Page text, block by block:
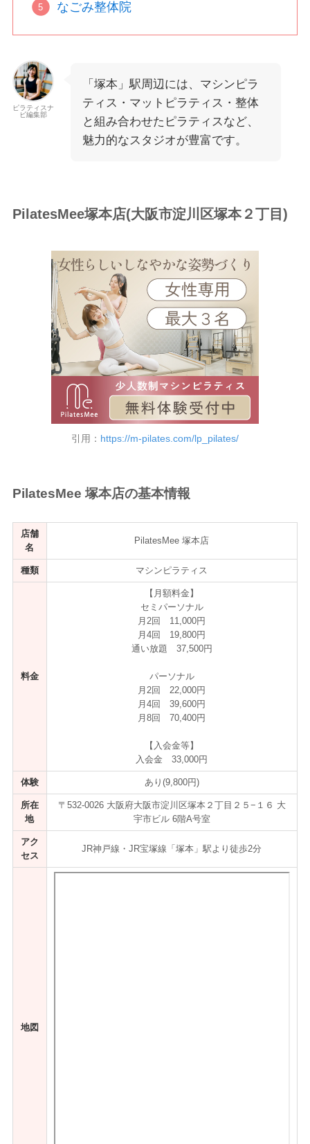
なごみ整体院
ピラティスナ
ビ編集部
「塚本」駅周辺には、マシンピラ
ティス・マットピラティス・整体
と組み合わせたピラティスなど、
魅力的なスタジオが豊富です。
PilatesMee塚本店(大阪市淀川区塚本２丁目)
引用： https://m-pilates.com/lp_pilates/
PilatesMee 塚本店の基本情報
店舗
名
PilatesMee 塚本店
種類 マシンピラティス
料金
【月額料金】
セミパーソナル
月2回 11,000円
月4回 19,800円
通い放題 37,500円
パーソナル
月2回 22,000円
月4回 39,600円
月8回 70,400円
【入会金等】
入会金 33,000円
体験 あり(9,800円)
所在
地
〒532-0026 大阪府大阪市淀川区塚本２丁目２５−１６ 大
宇市ビル 6階A号室
アク
セス
JR神戸線・JR宝塚線「塚本」駅より徒歩2分
地図